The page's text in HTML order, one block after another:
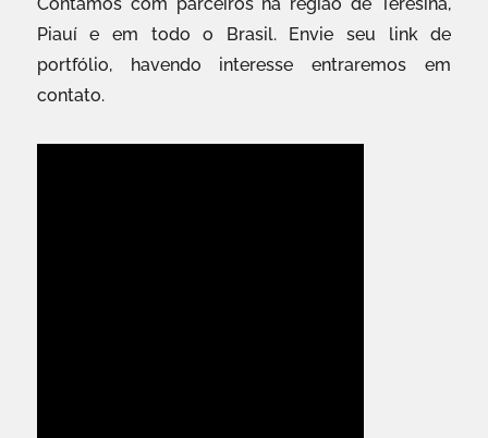
Contamos com parceiros na região de Teresina,
Piauí e em todo o Brasil. Envie seu link de
portfólio, havendo interesse entraremos em
contato.